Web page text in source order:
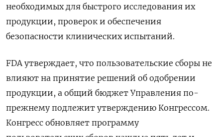
необходимых для быстрого исследования их
продукции, проверок и обеспечения
безопасности клинических испытаний.
FDA утверждает, что пользовательские сборы не
влияют на принятие решений об одобрении
продукции, а общий бюджет Управления по-
прежнему подлежит утверждению Конгрессом.
Конгресс обновляет программу